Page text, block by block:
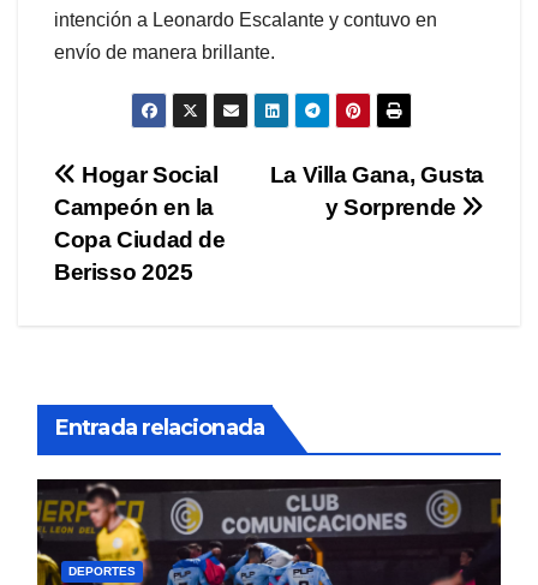
intención a Leonardo Escalante y contuvo en
envío de manera brillante.
Navegación
de
entradas
La Villa Gana, Gusta
y Sorprende
Hogar Social
Campeón en la
Copa Ciudad de
Berisso 2025
Entrada relacionada
DEPORTES